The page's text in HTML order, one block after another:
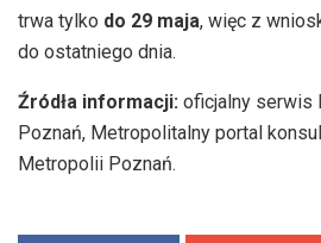
trwa tylko do 29 maja, więc z
do ostatniego dnia.
Źródła informacji: oficjalny serwis
Poznań, Metropolitalny portal
Metropolii Poznań.